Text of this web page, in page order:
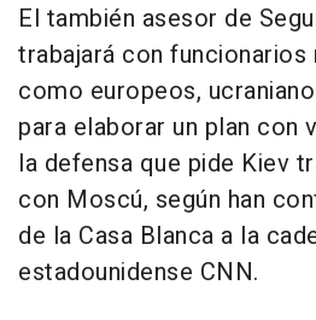
El también asesor de
trabajará con funcionarios
como europeos,
para elaborar un plan con
la defensa que pide Kiev
con Moscú, según han
de la Casa Blanca a la
estadounidense CNN.